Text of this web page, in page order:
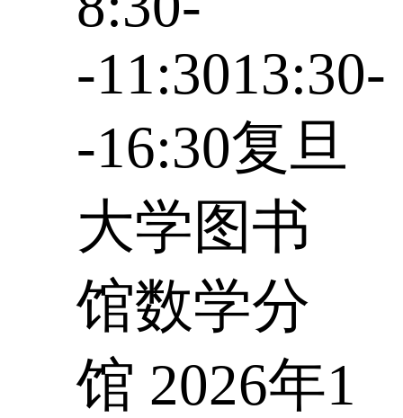
-11:3013:30-
-16:30复旦
大学图书
馆数学分
馆 2026年1